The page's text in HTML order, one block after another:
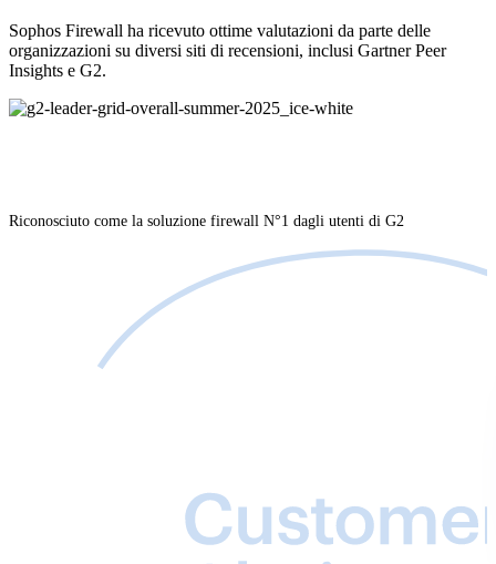
Sophos Firewall ha ricevuto ottime valutazioni da parte delle
organizzazioni su diversi siti di recensioni, inclusi Gartner Peer
Insights e G2.
Riconosciuto come la soluzione firewall N°1 dagli utenti di G2